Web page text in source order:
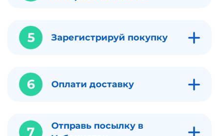
5 Зарегистрируй покупку
6 Оплати доставку
7
Отправь посылку в